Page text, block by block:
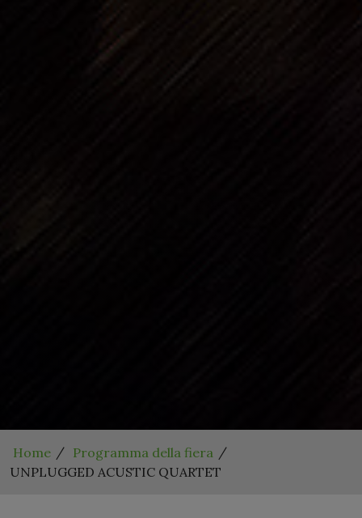
Home
Programma della fiera
UNPLUGGED ACUSTIC QUARTET